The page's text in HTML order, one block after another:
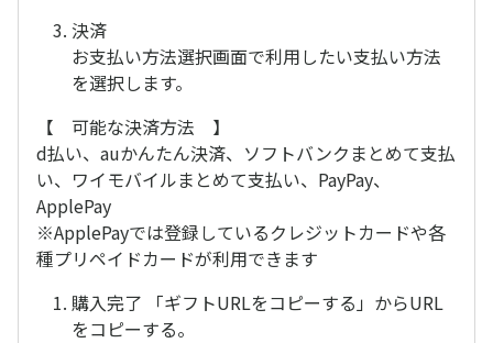
決済
お支払い方法選択画面で利用したい支払い方法
を選択します。
【 可能な決済方法 】
d払い、auかんたん決済、ソフトバンクまとめて支払
い、ワイモバイルまとめて支払い、PayPay、
ApplePay
※ApplePayでは登録しているクレジットカードや各
種プリペイドカードが利用できます
購入完了 「ギフトURLをコピーする」からURL
をコピーする。